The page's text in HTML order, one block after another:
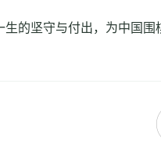
生的坚守与付出，为中国